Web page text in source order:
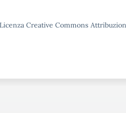
Creative Commons